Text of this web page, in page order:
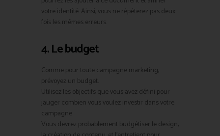
votre identité. Ainsi, vous ne répéterez pas deux
fois les mêmes erreurs.
4. Le budget
Comme pour toute campagne marketing,
prévoyez un budget.
Utilisez les objectifs que vous avez défini pour
jauger combien vous voulez investir dans votre
campagne.
Vous devrez probablement budgétiser le design,